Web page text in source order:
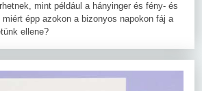
mint például a hányinger és fény- és
épp azokon a bizonyos napokon fáj a
ellene?